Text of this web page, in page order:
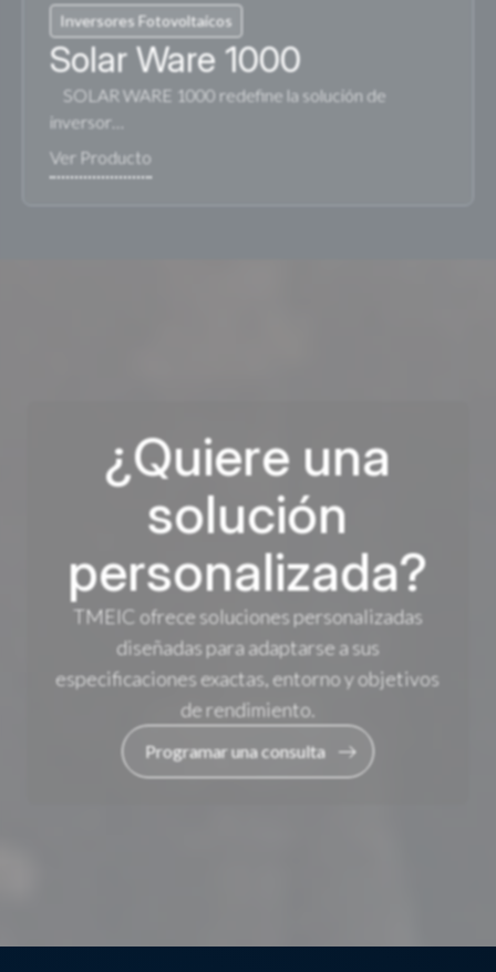
Inversores Fotovoltaicos
Solar Ware 1000
SOLAR WARE 1000 redefine la solución de
inversor…
¿Quiere una
solución
personalizada?
TMEIC ofrece soluciones personalizadas
diseñadas para adaptarse a sus
especificaciones exactas, entorno y objetivos
de rendimiento.
Programar una consulta